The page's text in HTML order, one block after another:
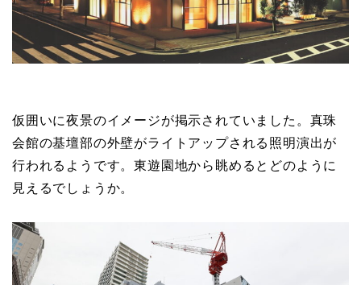
仮囲いに夜景のイメージが掲示されていました。真珠
会館の基壇部の外壁がライトアップされる照明演出が
行われるようです。東遊園地から眺めるとどのように
見えるでしょうか。